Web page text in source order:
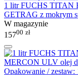
1 litr FUCHS TITAN
GETRAG z mokrym
W magazynie
15700 zł